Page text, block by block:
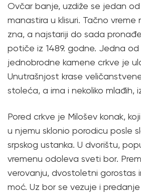
Ovčar banje, uzdiže se jedan
manastira u klisuri. Tačno vreme
zna, a najstariji do sada
potiče iz 1489. godne. Jedna
jednobrodne kamene crkve je
Unutrašnjost krase veličanstvene
stoleća, a ima i nekoliko mlađih,
Pored crkve je Milošev konak,
u njemu sklonio porodicu posle
srpskog ustanka. U dvorištu,
vremenu odoleva sveti bor.
verovanju, dvostoletni gorostas
moć. Uz bor se vezuje i